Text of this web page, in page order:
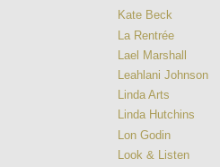
Kate Beck
La Rentrée
Lael Marshall
Leahlani Johnson
Linda Arts
Linda Hutchins
Lon Godin
Look & Listen